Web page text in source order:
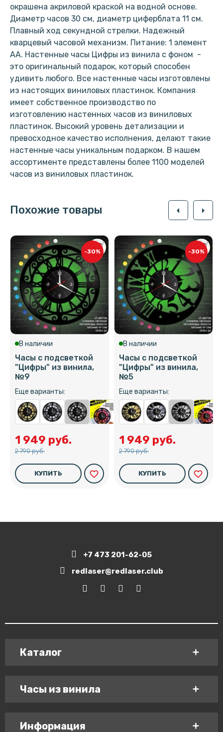
окрашена акриловой краской на водной основе.
Диаметр часов 30 см, диаметр циферблата 11 см.
Плавный ход секундной стрелки. Надежный
кварцевый часовой механизм. Питание: 1 элемент
АА. Настенные часы Цифры из винила с фоном -
это оригинальный подарок, который способен
удивить любого. Все настенные часы изготовлены
из настоящих виниловых пластинок. Компания
имеет собственное производство по
изготовлению настенных часов из виниловых
пластинок. Высокий уровень детализации и
превосходное качество исполнения, делают такие
настенные часы уникальным подарком. В нашем
ассортименте представлены более 1100 моделей
часов из виниловых пластинок.
Похожие товары arrow_left arrow_right
-30%
В наличии
Часы с подсветкой
"Цифры" из винила,
№9
Еще варианты:
1 949 руб.
2 790 руб.
КУПИТЬ favorite_border
-30%
В наличии
Часы с подсветкой
"Цифры" из винила,
№5
Еще варианты:
1 949 руб.
2 790 руб.
КУПИТЬ favorite_border
+7 473 201-62-05
redlaser@redlaser.club
Каталог
Часы из винила
Информация